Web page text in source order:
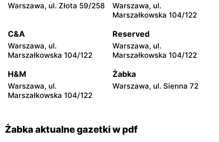
Żabka
4
Żabka
Żabka Żabka
Żabka
Warszawa, ul. Prosta 2/14
Żabka
Warszawa, ul. Złota 59/258
Warszawa, ul.
Marszałkowska 104/122
C&A
Warszawa, ul.
Marszałkowska 104/122
Reserved
Warszawa, ul.
Marszałkowska 104/122
H&M
Warszawa, ul.
Marszałkowska 104/122
Żabka
Warszawa, ul. Sienna 72
Żabka aktualne gazetki w pdf